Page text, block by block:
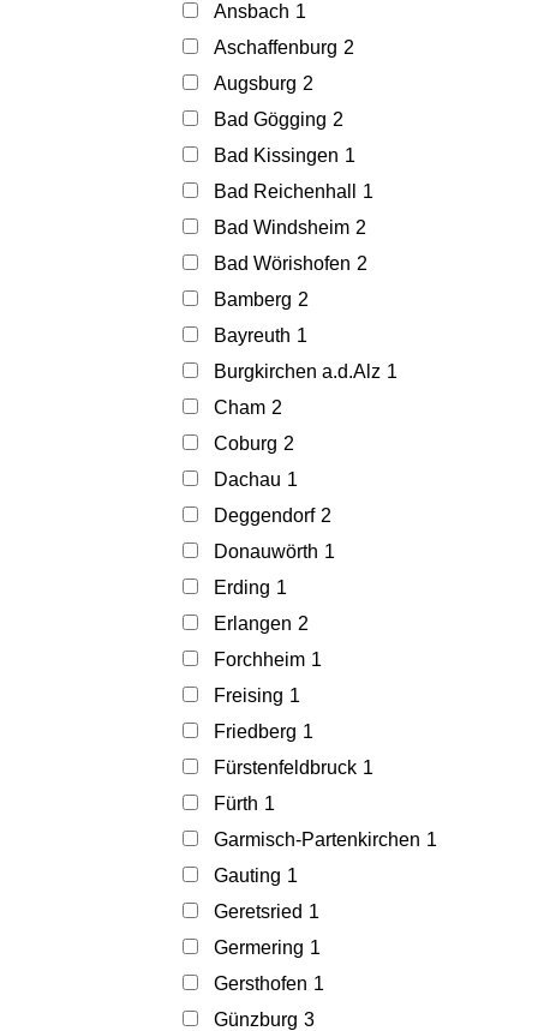
Ansbach 1
Aschaffenburg 2
Augsburg 2
Bad Gögging 2
Bad Kissingen 1
Bad Reichenhall
1
Bad Windsheim 2
Bad Wörishofen 2
Bamberg 2
Bayreuth 1
Burgkirchen a.d.Alz 1
Cham 2
Coburg 2
Dachau 1
Deggendorf 2
Donauwörth 1
Erding 1
Erlangen 2
Forchheim 1
Freising 1
Friedberg 1
Fürstenfeldbruck 1
Fürth 1
Garmisch-Partenkirchen 1
Gauting 1
Geretsried 1
Germering 1
Gersthofen 1
Günzburg 3